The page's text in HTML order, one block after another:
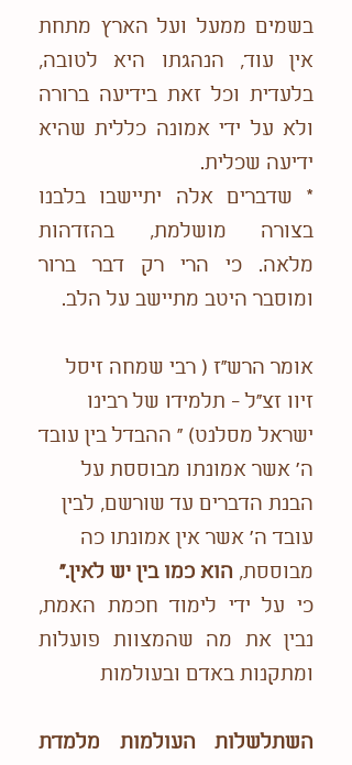
בשמים ממעל ועל הארץ מתחת
אין עוד, הנהגתו היא לטובה,
בלעדית וכל זאת בידיעה ברורה
ולא על ידי אמונה כללית שהיא
ידיעה שכלית.
* שדברים אלה יתיישבו בלבנו
בצורה מושלמת, בהזדהות
מלאה. כי הרי רק דבר ברור
ומוסבר היטב מתיישב על הלב.
אומר הרש"ז ( רבי שמחה זיסל
זיוו זצ"ל - תלמידו של רבינו
ישראל מסלנט) " ההבדל בין עובד
ה' אשר אמונתו מבוססת על
הבנת הדברים עד שורשם, לבין
עובד ה' אשר אין אמונתו כה
מבוססת, הוא כמו בין יש לאין."
כי על ידי לימוד חכמת האמת,
נבין את מה שהמצוות פועלות
ומתקנות באדם ובעולמות
השתלשלות העולמות מלמדת